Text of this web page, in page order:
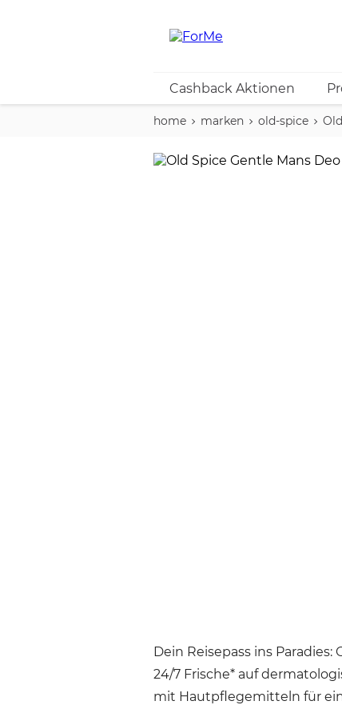
Cashback Aktionen
home marken old-spice
Dein Reisepass ins Paradies:
24/7 Frische* auf
mit Hautpflegemitteln für